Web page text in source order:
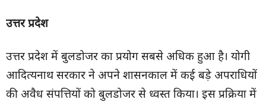
उत्तर प्रदेश
उत्तर प्रदेश में बुलडोजर का प्रयोग सबसे अधिक हुआ है। योगी
आदित्यनाथ सरकार ने अपने शासनकाल में कई बड़े अपराधियों
की अवैध संपत्तियों को बुलडोजर से ध्वस्त किया। इस प्रक्रिया में